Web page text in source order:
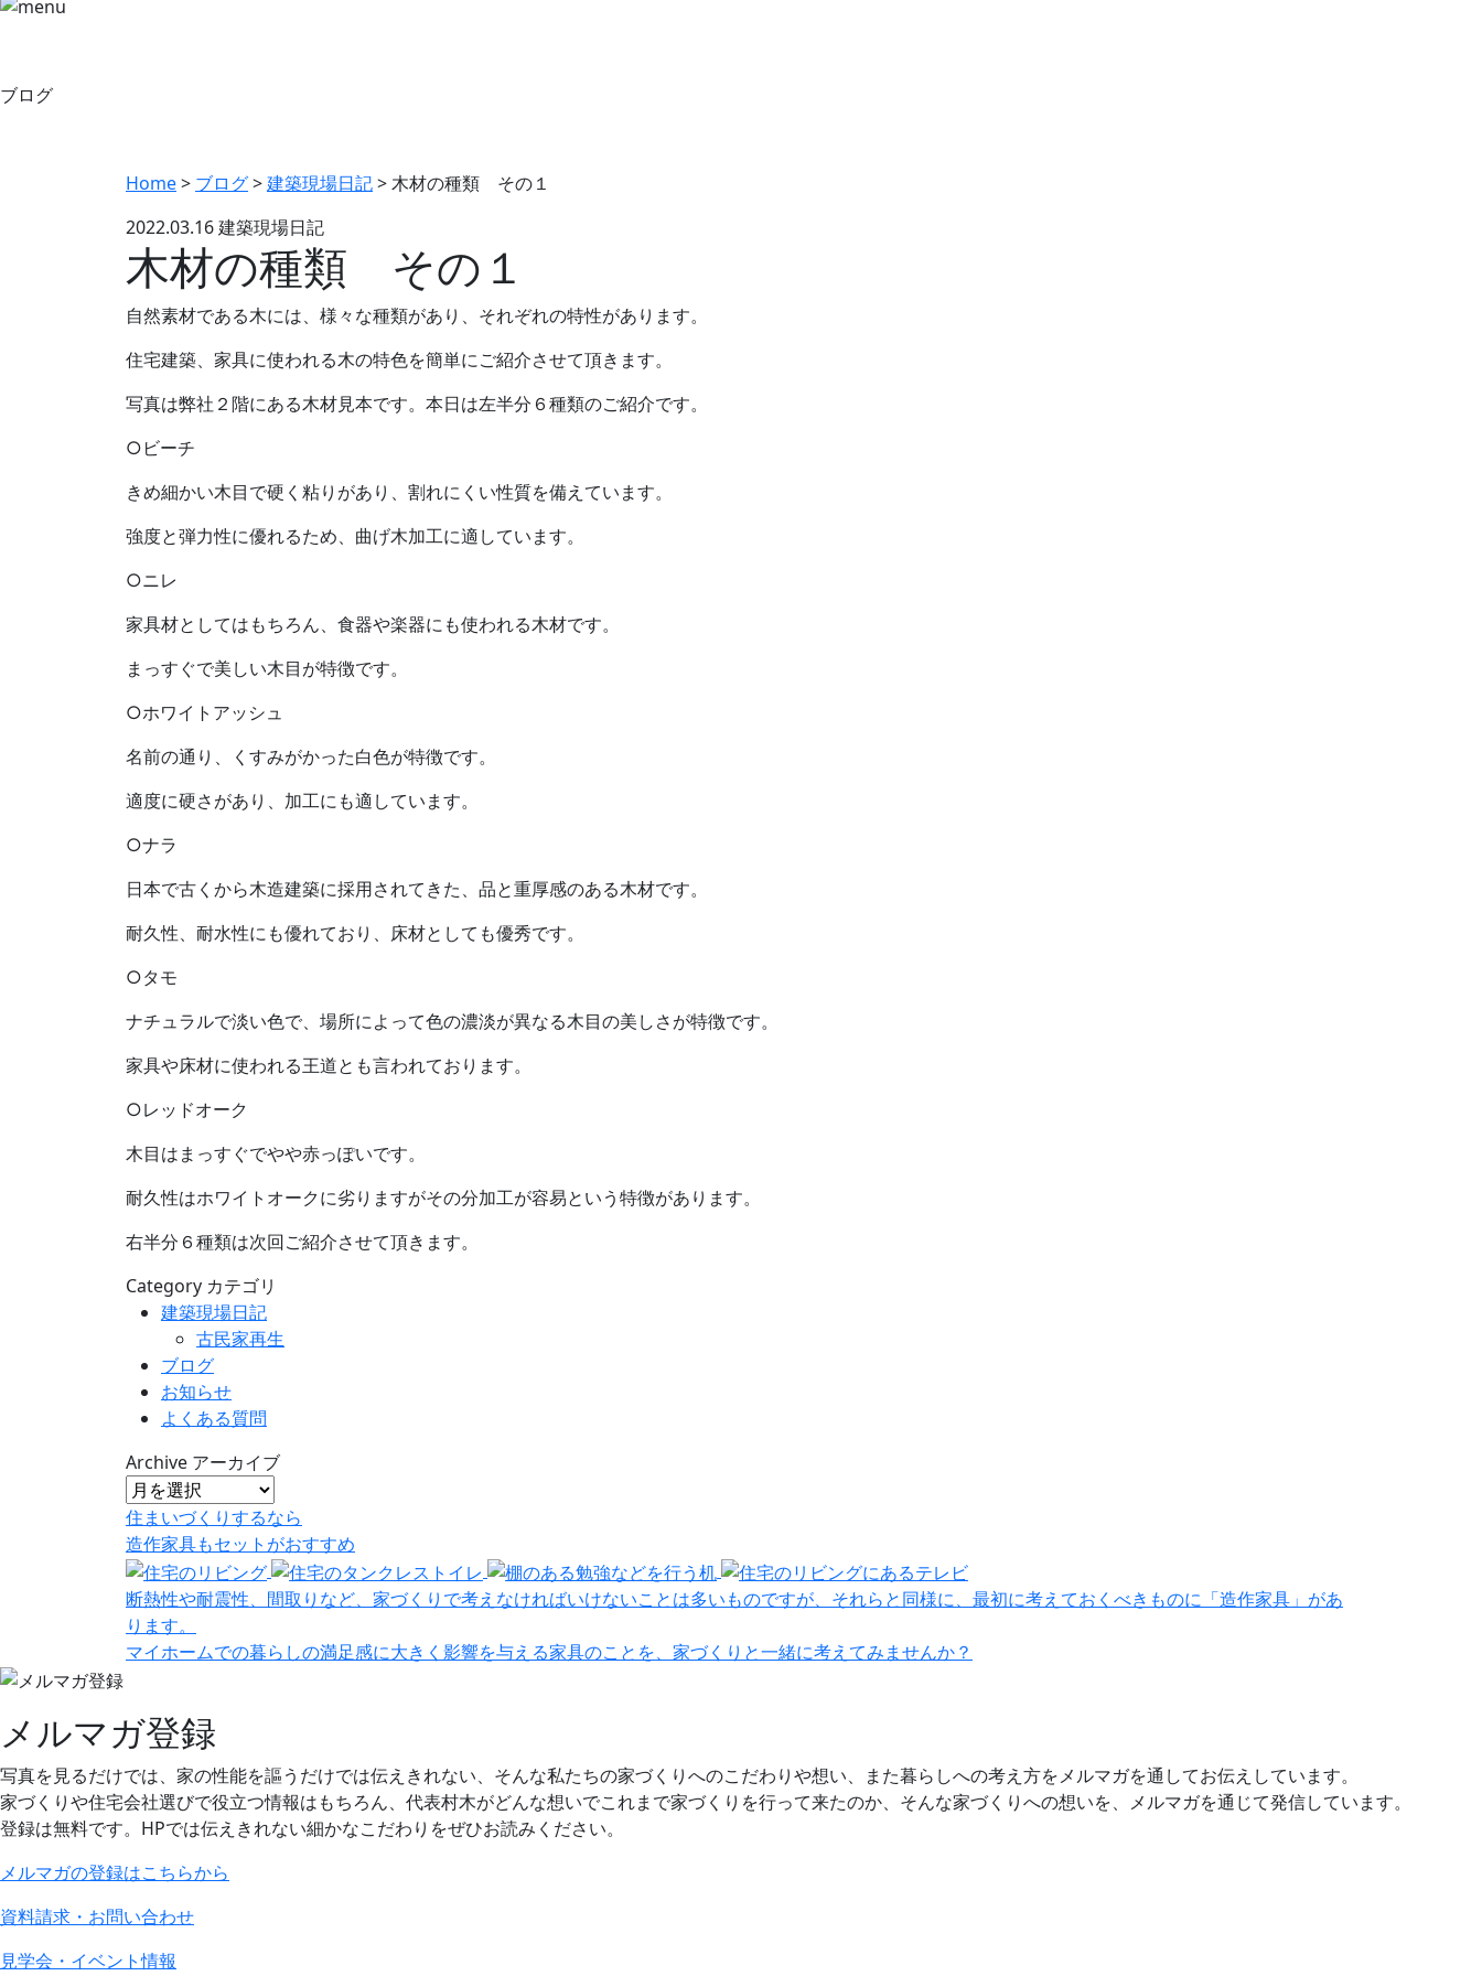
ブログ
Home> ブログ>建築現場日記>木材の種類 その１
2022.03.16建築現場日記
木材の種類 その１
自然素材である木には、様々な種類があり、それぞれの特性があります。
住宅建築、家具に使われる木の特色を簡単にご紹介させて頂きます。
写真は弊社２階にある木材見本です。本日は左半分６種類のご紹介です。
○ビーチ
きめ細かい木目で硬く粘りがあり、割れにくい性質を備えています。
強度と弾力性に優れるため、曲げ木加工に適しています。
○ニレ
家具材としてはもちろん、食器や楽器にも使われる木材です。
まっすぐで美しい木目が特徴です。
○ホワイトアッシュ
名前の通り、くすみがかった白色が特徴です。
適度に硬さがあり、加工にも適しています。
○ナラ
日本で古くから木造建築に採用されてきた、品と重厚感のある木材です。
耐久性、耐水性にも優れており、床材としても優秀です。
○タモ
ナチュラルで淡い色で、場所によって色の濃淡が異なる木目の美しさが特徴です。
家具や床材に使われる王道とも言われております。
○レッドオーク
木目はまっすぐでやや赤っぽいです。
耐久性はホワイトオークに劣りますがその分加工が容易という特徴があります。
右半分６種類は次回ご紹介させて頂きます。
Category カテゴリ
建築現場日記
古民家再生
ブログ
お知らせ
よくある質問
Archive アーカイブ
住まいづくりするなら
造作家具もセット がおすすめ
断熱性や耐震性、間取りなど、家づくりで考えなければいけないことは多いものですが、それらと同様に、最初に考えておくべきものに「造作家具」があ
ります。
マイホームでの暮らしの満足感に大きく影響を与える家具のことを、家づくりと一緒に考えてみませんか？
メルマガ登録
写真を見るだけでは、家の性能を謳うだけでは伝えきれない、そんな私たちの家づくりへのこだわりや想い、また暮らしへの考え方をメルマガを通してお伝えしています。
家づくりや住宅会社選びで役立つ情報はもちろん、代表村木がどんな想いでこれまで家づくりを行って来たのか、そんな家づくりへの想いを、メルマガを通じて発信しています。
登録は無料です。HPでは伝えきれない細かなこだわりをぜひお読みください。
メルマガの登録はこちらから
資料請求・お問い合わせ
見学会・イベント情報